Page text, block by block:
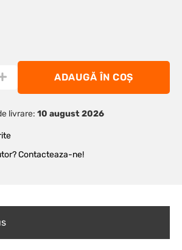
ADAUGĂ ÎN COȘ
livrare: 10 august 2026
Contacteaza-ne!